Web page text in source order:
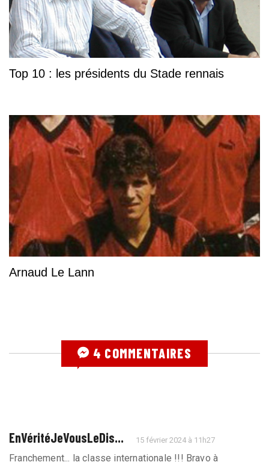
Top 10 : les présidents du Stade rennais
Arnaud Le Lann
4 COMMENTAIRES
EnVéritéJeVousLeDis... 15 février 2024 à 11h27
Franchement... la classe internationale !!! Bravo à